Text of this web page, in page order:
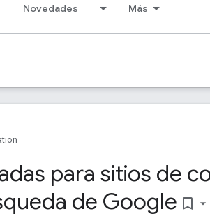
Novedades Más
para sitios de
de Google bookmark_border